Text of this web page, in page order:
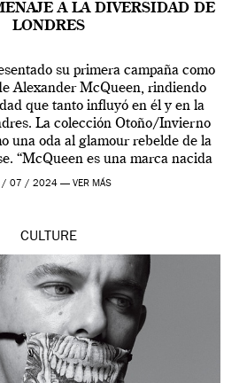
A LA DIVERSIDAD DE
LONDRES
su primera campaña como
Alexander McQueen, rindiendo
que tanto influyó en él y en la
La colección Otoño/Invierno
una oda al glamour rebelde de la
“McQueen es una marca nacida
y siempre ha […]
/ 07 / 2024 — VER MÁS
CULTURE